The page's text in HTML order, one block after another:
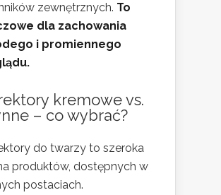
zewnętrznych. To
dla zachowania
i promiennego
kremowe vs.
– co wybrać?
do twarzy to szeroka
produktów, dostępnych w
postaciach.